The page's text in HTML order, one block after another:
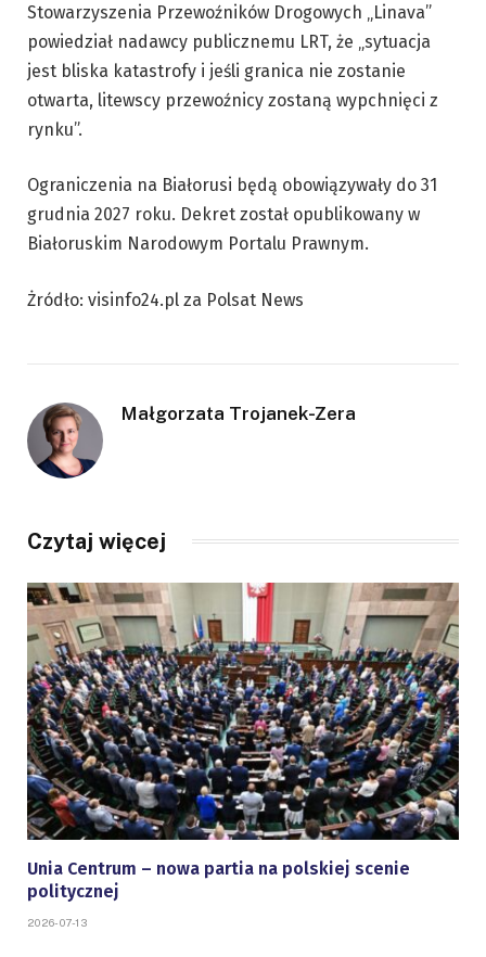
Stowarzyszenia Przewoźników Drogowych „Linava”
powiedział nadawcy publicznemu LRT, że „sytuacja
jest bliska katastrofy i jeśli granica nie zostanie
otwarta, litewscy przewoźnicy zostaną wypchnięci z
rynku”.
Ograniczenia na Białorusi będą obowiązywały do 31
grudnia 2027 roku. Dekret został opublikowany w
Białoruskim Narodowym Portalu Prawnym.
Żródło: visinfo24.pl za Polsat News
Małgorzata Trojanek-Zera
Czytaj więcej
Unia Centrum – nowa partia na polskiej scenie
politycznej
2026-07-13